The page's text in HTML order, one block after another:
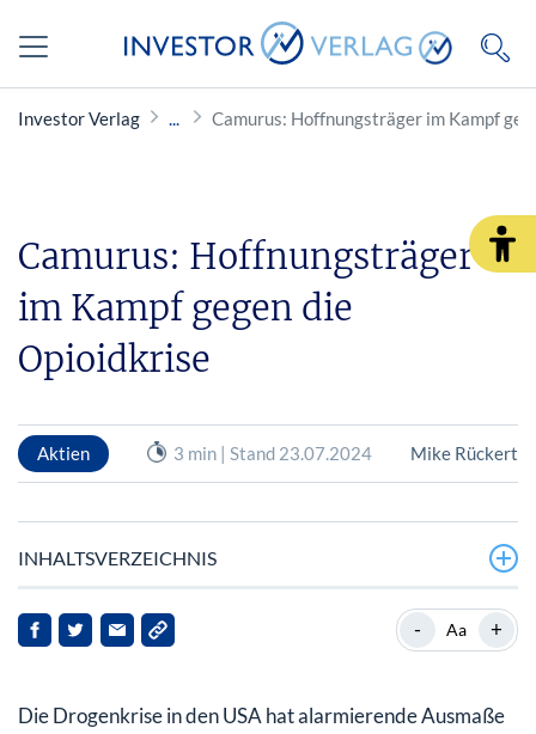
Investor Verlag Camurus: Hoffnungsträger im Kampf
Camurus: Hoffnungsträger
im Kampf gegen die
Opioidkrise
Aktien 3 min | Stand 23.07.2024 Mike Rückert
INHALTSVERZEICHNIS
Camurus: Führend in der Medizintechnologie
Ein Blick in die Zukunft
- Aa +
Die Drogenkrise in den USA hat alarmierende Ausmaße